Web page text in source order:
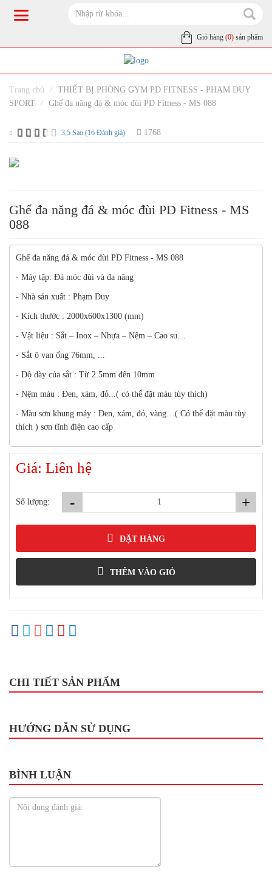
Giỏ hàng (0) sản phẩm
Trang chủ
THIẾT BỊ PHÒNG GYM PD FITNESS - PHAM DUY
SPORT
Ghế đa năng đá & móc đùi PD Fitness - MS 088
3,5 Sao (16 Đánh giá) 1768
Ghế đa năng đá & móc đùi PD Fitness - MS
088
Ghế đa năng đá & móc đùi PD Fitness - MS 088
- Máy tập: Đá móc đùi và đa năng
- Nhà sản xuất : Phạm Duy
- Kích thước : 2000x600x1300 (mm)
- Vật liệu : Sắt – Inox – Nhựa – Nệm – Cao su…
- Sắt ô van ống 76mm, ...
- Độ dày của sắt : Từ 2.5mm đến 10mm
- Nệm màu : Đen, xám, đỏ...( có thể đặt màu tùy thích)
- Màu sơn khung máy : Đen, xám, đỏ, vàng…( Có thể đặt màu tùy
thích ) sơn tĩnh điện cao cấp
Giá: Liên hệ
Số lượng: - +
ĐẶT HÀNG
THÊM VÀO GIỎ
CHI TIẾT SẢN PHẨM
HƯỚNG DẪN SỬ DỤNG
BÌNH LUẬN